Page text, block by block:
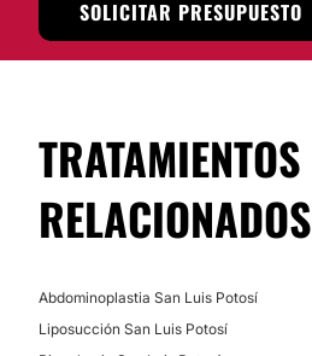
Posibilidad de videoconsulta:
No
Balón gástrico
Banda gástrica
SOLICITAR PRESUPUESTO
TRATAMIENTOS
RELACIONADOS
Abdominoplastia San Luis Potosí
Liposucción San Luis Potosí